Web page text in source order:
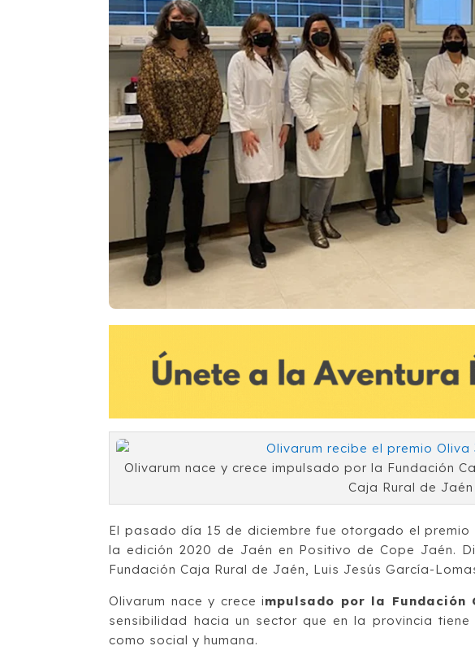
Olivarum nace y crece impulsado por la Fundación
Caja Rural de Jaén
El pasado día 15 de diciembre fue otorgado el premio
la edición 2020 de Jaén en Positivo de Cope Jaén.
Fundación Caja Rural de Jaén, Luis Jesús García-
Olivarum nace y crece impulsado por la Fundación
sensibilidad hacia un sector que en la provincia
como social y humana.